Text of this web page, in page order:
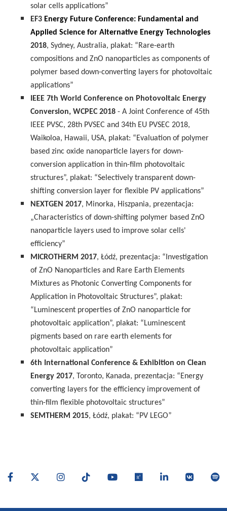
solar cells applications”
EF3 Energy Future Conference: Fundamental and
Applied Science for Alternative Energy Technologies
2018, Sydney, Australia, plakat: “Rare-earth
compositions and ZnO nanoparticles as components of
polymer based down-converting layers for photovoltaic
applications”
IEEE 7th World Conference on Photovoltaic Energy
Conversion, WCPEC 2018 - A Joint Conference of 45th
IEEE PVSC, 28th PVSEC and 34th EU PVSEC 2018,
Waikoloa, Hawaii, USA, plakat: “Evaluation of polymer
based zinc oxide nanoparticle layers for down-
conversion application in thin-film photovoltaic
structures”, plakat: “Selectively transparent down-
shifting conversion layer for flexible PV applications”
NEXTGEN 2017, Minorka, Hiszpania, prezentacja:
„Characteristics of down-shifting polymer based ZnO
nanoparticle layers used to improve solar cells'
efficiency”
MICROTHERM 2017, Łódź, prezentacja: “Investigation
of ZnO Nanoparticles and Rare Earth Elements
Mixtures as Photonic Converting Components for
Application in Photovoltaic Structures”, plakat:
“Luminescent properties of ZnO nanoparticle for
photovoltaic application”, plakat: “Luminescent
pigments based on rare earth elements for
photovoltaic application”
6th International Conference & Exhibition on Clean
Energy 2017, Toronto, Kanada, prezentacja: “Energy
converting layers for the efficiency improvement of
thin-film flexible photovoltaic structures”
SEMTHERM 2015, Łódź, plakat: “PV LEGO”